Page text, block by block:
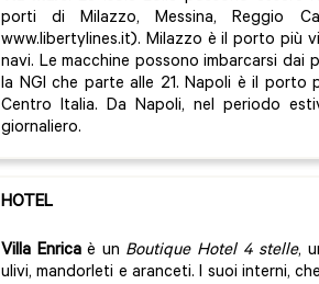
porti di Milazzo, Messina, Reggio
www.libertylines.it). Milazzo è il porto più
navi. Le macchine possono imbarcarsi dai
la NGI che parte alle 21. Napoli è il
Centro Italia. Da Napoli, nel periodo
giornaliero.
HOTEL
Villa Enricaè un Boutique Hotel 4 stelle,
ulivi, mandorleti e aranceti. I suoi interni,